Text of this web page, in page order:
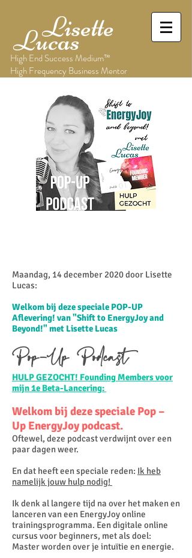
Lisette
Lucas
High End Success Medium™
High Frequency Business Mentor
Maandag, 14 december 2020 door Lisette
Lucas:​
Welkom bij deze speciale POP-UP
Aflevering! van "Shift to EnergyJoy and
Beyond!" met Lisette Lucas
Pop-Up Podcast
HULP GEZOCHT! Founding Members voor
mijn 1e Beta-Lancering:
Welkom bij deze speciale Pop –
Up EnergyJoy podcast.
Oftewel, deze podcast verdwijnt over een
paar dagen weer.
En dat heeft een speciale reden: Ik heb
namelijk jouw hulp nodig!
Ik denk al langere tijd na over het maken en
lanceren van een EnergyJoy online
trainingsprogramma. Een digitale online
cursus voor beginners, met als doel:
Master worden over je intuïtie en energie.